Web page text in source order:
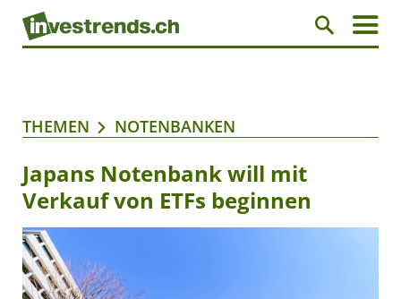
THEMEN NOTENBANKEN
Japans Notenbank will mit
Verkauf von ETFs beginnen